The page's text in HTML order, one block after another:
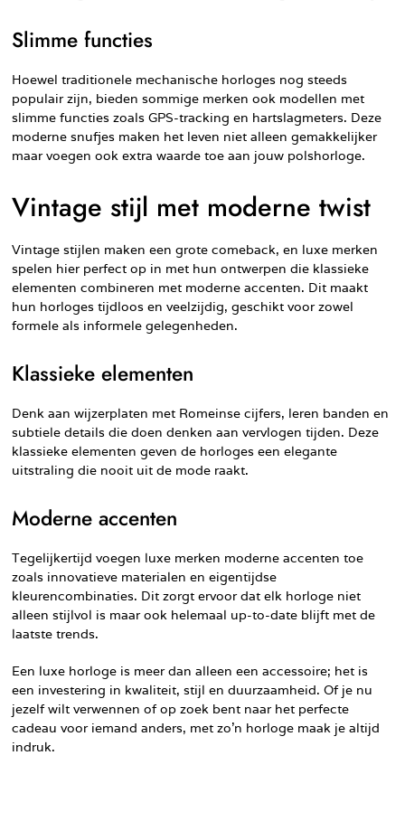
Slimme functies
Hoewel traditionele mechanische horloges nog steeds
populair zijn, bieden sommige merken ook modellen met
slimme functies zoals GPS-tracking en hartslagmeters. Deze
moderne snufjes maken het leven niet alleen gemakkelijker
maar voegen ook extra waarde toe aan jouw polshorloge.
Vintage stijl met moderne twist
Vintage stijlen maken een grote comeback, en luxe merken
spelen hier perfect op in met hun ontwerpen die klassieke
elementen combineren met moderne accenten. Dit maakt
hun horloges tijdloos en veelzijdig, geschikt voor zowel
formele als informele gelegenheden.
Klassieke elementen
Denk aan wijzerplaten met Romeinse cijfers, leren banden en
subtiele details die doen denken aan vervlogen tijden. Deze
klassieke elementen geven de horloges een elegante
uitstraling die nooit uit de mode raakt.
Moderne accenten
Tegelijkertijd voegen luxe merken moderne accenten toe
zoals innovatieve materialen en eigentijdse
kleurencombinaties. Dit zorgt ervoor dat elk horloge niet
alleen stijlvol is maar ook helemaal up-to-date blijft met de
laatste trends.
Een luxe horloge is meer dan alleen een accessoire; het is
een investering in kwaliteit, stijl en duurzaamheid. Of je nu
jezelf wilt verwennen of op zoek bent naar het perfecte
cadeau voor iemand anders, met zo’n horloge maak je altijd
indruk.